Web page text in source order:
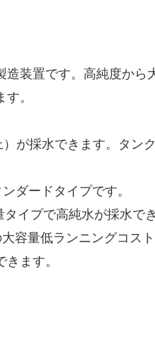
装置です。高純度から
。
が採水できます。タン
ダードタイプです。
イプで高純水が採水でき
容量低ランニングコス
ます。